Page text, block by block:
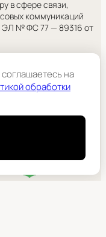
в сфере связи,
коммуникаций
ЭЛ № ФС 77 — 89316 от
на
обработки